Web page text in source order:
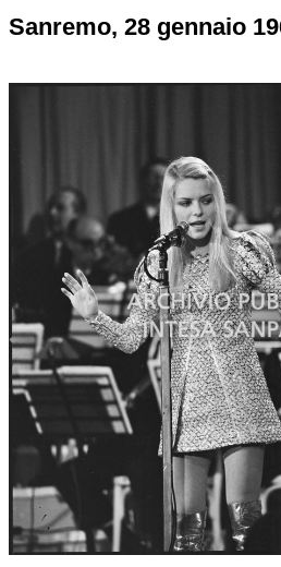
Sanremo, 28 gennaio